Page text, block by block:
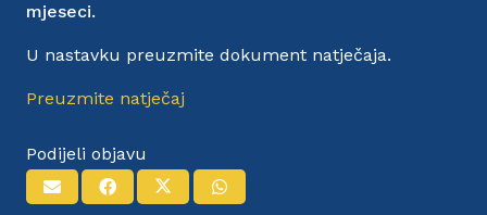
mjeseci.
U nastavku preuzmite dokument natječaja.
Preuzmite natječaj
Podijeli objavu